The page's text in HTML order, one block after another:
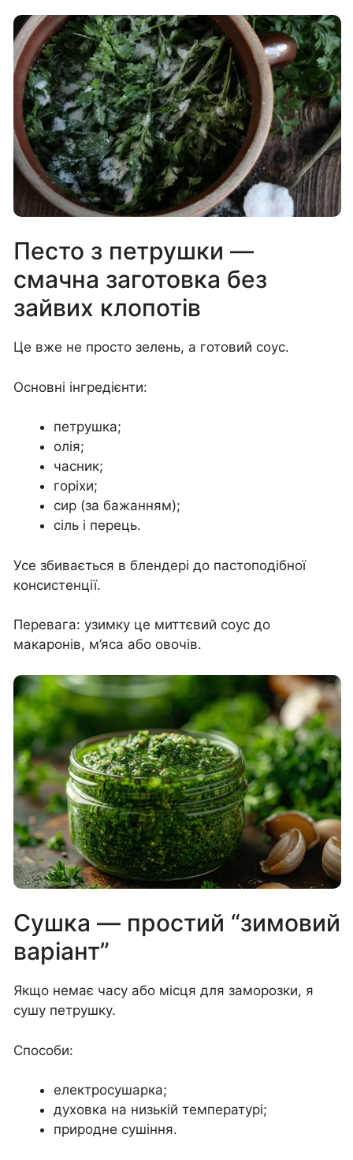
Песто з петрушки —
смачна заготовка без
зайвих клопотів
Це вже не просто зелень, а готовий соус.
Основні інгредієнти:
петрушка;
олія;
часник;
горіхи;
сир (за бажанням);
сіль і перець.
Усе збивається в блендері до пастоподібної
консистенції.
Перевага: узимку це миттєвий соус до
макаронів, м’яса або овочів.
Сушка — простий “зимовий
варіант”
Якщо немає часу або місця для заморозки, я
сушу петрушку.
Способи:
електросушарка;
духовка на низькій температурі;
природне сушіння.